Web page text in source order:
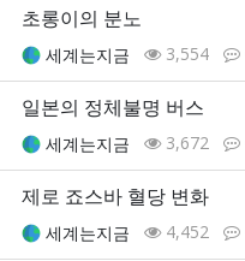
초롱이의 분노
세계는지금 3,554
일본의 정체불명 버스
세계는지금 3,672
제로 죠스바 혈당 변화
세계는지금 4,452